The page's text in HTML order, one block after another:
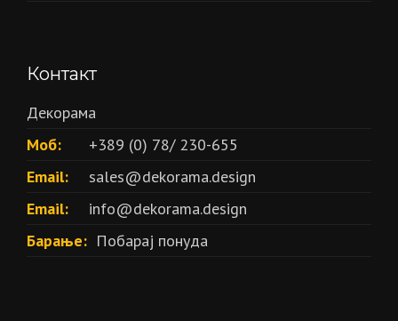
Контакт
Декорама
Моб:
+389 (0) 78/ 230-655
Email:
sales@dekorama.design
Email:
info@dekorama.design
Барање: Побарај понуда